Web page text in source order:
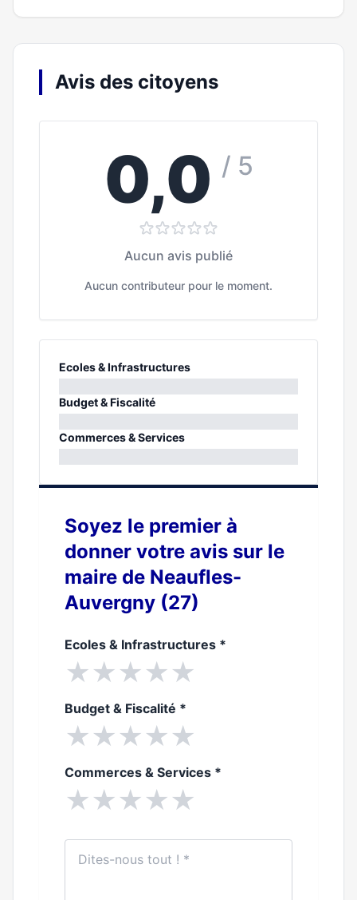
Avis des citoyens
0,0 / 5
Aucun avis publié
Aucun contributeur pour le moment.
Ecoles & Infrastructures
0%
Budget & Fiscalité
0%
Commerces & Services
Soyez le premier à
donner votre avis sur le
maire de Neaufles-
Auvergny (27)
Ecoles & Infrastructures *
★★★★★
Budget & Fiscalité *
★★★★★
Commerces & Services *
★★★★★